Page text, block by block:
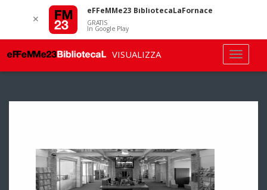
✕
eFFeMMe23 BibliotecaLaFornace
GRATIS
In Google Play
VISUALIZZA